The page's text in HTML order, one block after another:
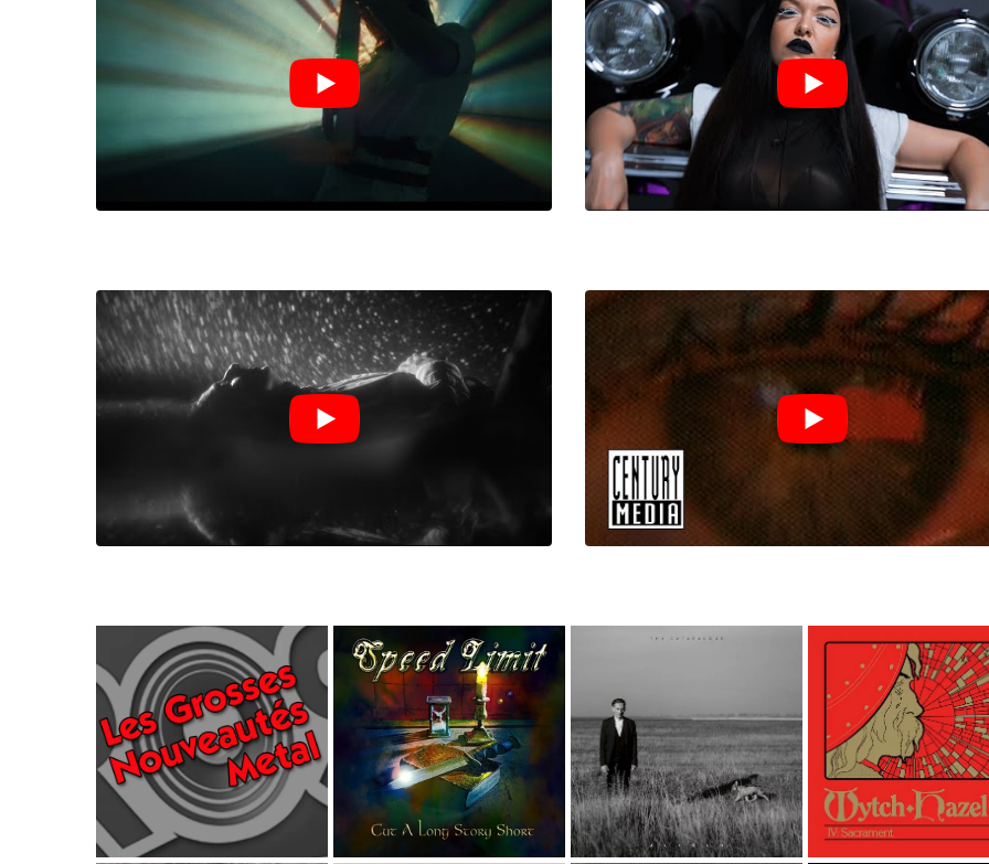
LE GROS RIFFIFI –
Christmas Riffifi 2025 !!!
LE GROS RIFFIFI – Surfin’
The Covers !!!
LE GROS RIFFIFI –
Littératurock !!!